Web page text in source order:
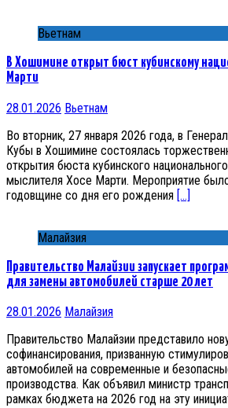
Вьетнам
В Хошимине открыт бюст кубинскому
Марти
28.01.2026 Вьетнам
Во вторник, 27 января 2026 года, в
Кубы в Хошимине состоялась
открытия бюста кубинского
мыслителя Хосе Марти. Мероприятие
годовщине со дня его рождения […]
Малайзия
Правительство Малайзии запускает
для замены автомобилей старше 20 лет
28.01.2026 Малайзия
Правительство Малайзии представило
софинансирования, призванную
автомобилей на современные и
производства. Как объявил министр
рамках бюджета на 2026 год на эту